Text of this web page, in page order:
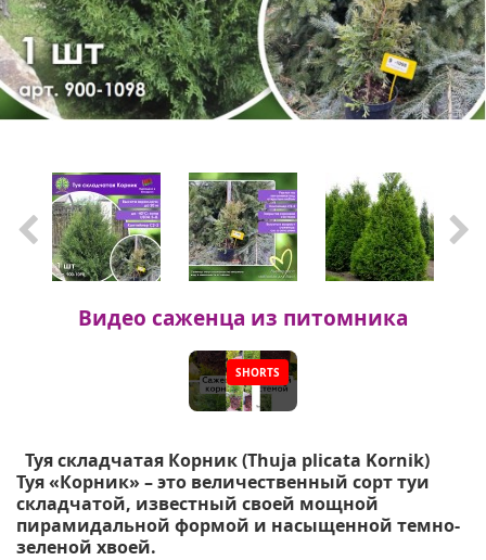
Видео саженца из питомника
SHORTS
Туя складчатая Корник (Thuja plicata Kornik)
Туя «Корник» – это величественный сорт туи
складчатой, известный своей мощной
пирамидальной формой и насыщенной темно-
зеленой хвоей.